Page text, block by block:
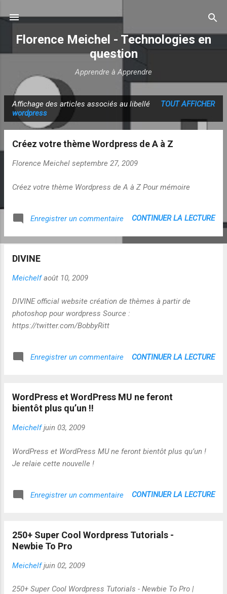
Florence Meichel - Technologies en
question
Apprendre à Apprendre
r
Affichage des articles associés au libellé
wordpress
TOUT AFFICHER
Créez votre thème Wordpress de A à Z
Florence Meichel septembre 27, 2009
Créez votre thème Wordpress de A à Z Pour mémoire
Enregistrer un commentaire CONTINUER LA LECTURE
DIVINE
Meichelf août 10, 2009
DIVINE official website création de thèmes à partir de
photoshop pour wordpress Source :
https://twitter.com/BobbyRitt
Enregistrer un commentaire CONTINUER LA LECTURE
WordPress et WordPress MU ne feront
bientôt plus qu’un !!
Meichelf juin 03, 2009
WordPress et WordPress MU ne feront bientôt plus qu’un !
Je relaie cette nouvelle !
Enregistrer un commentaire CONTINUER LA LECTURE
250+ Super Cool Wordpress Tutorials -
Newbie To Pro
Meichelf juin 02, 2009
250+ Super Cool Wordpress Tutorials - Newbie To Pro |